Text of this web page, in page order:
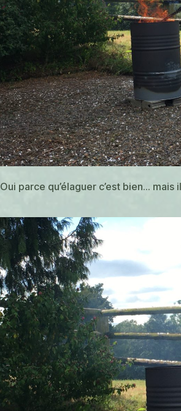
Oui parce qu’élaguer c’est bien…